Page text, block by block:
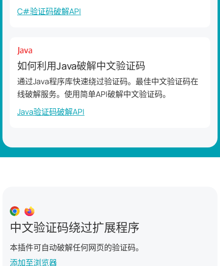
C#验证码破解API
如何利用Java破解中文验证码
通过Java程序库快速绕过验证码。最佳中文验证码在
线破解服务。使用简单API破解中文验证码。
Java验证码破解API
中文验证码绕过扩展程序
本插件可自动破解任何网页的验证码。
添加至浏览器